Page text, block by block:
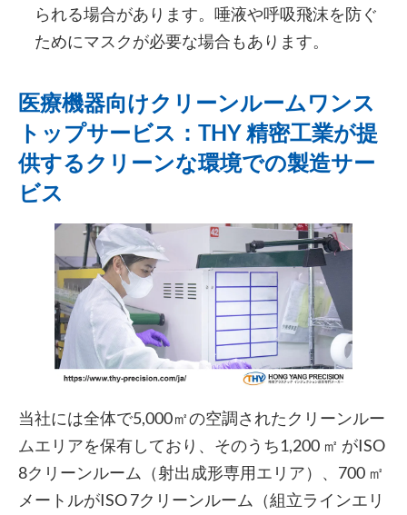
られる場合があります。唾液や呼吸飛沫を防ぐ
ためにマスクが必要な場合もあります。
医療機器向けクリーンルームワンス
トップサービス：THY 精密工業が提
供するクリーンな環境での製造サー
ビス
当社には全体で5,000㎡の空調されたクリーンルー
ムエリアを保有しており、そのうち1,200 ㎡ がISO
8クリーンルーム（射出成形専用エリア）、700 ㎡
メートルがISO 7クリーンルーム（組立ラインエリ